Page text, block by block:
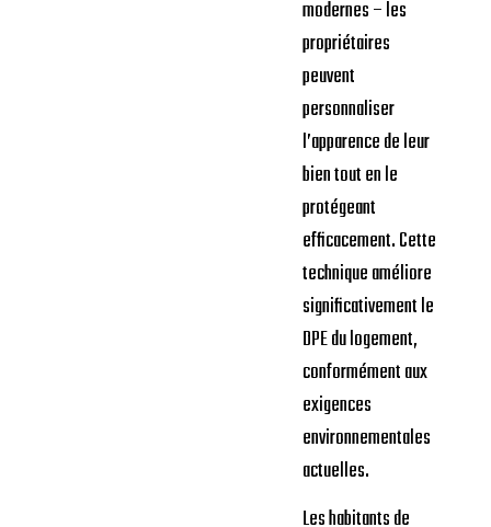
modernes – les
propriétaires
peuvent
personnaliser
l’apparence de leur
bien tout en le
protégeant
efficacement. Cette
technique améliore
significativement le
DPE du logement,
conformément aux
exigences
environnementales
actuelles.
Les habitants de